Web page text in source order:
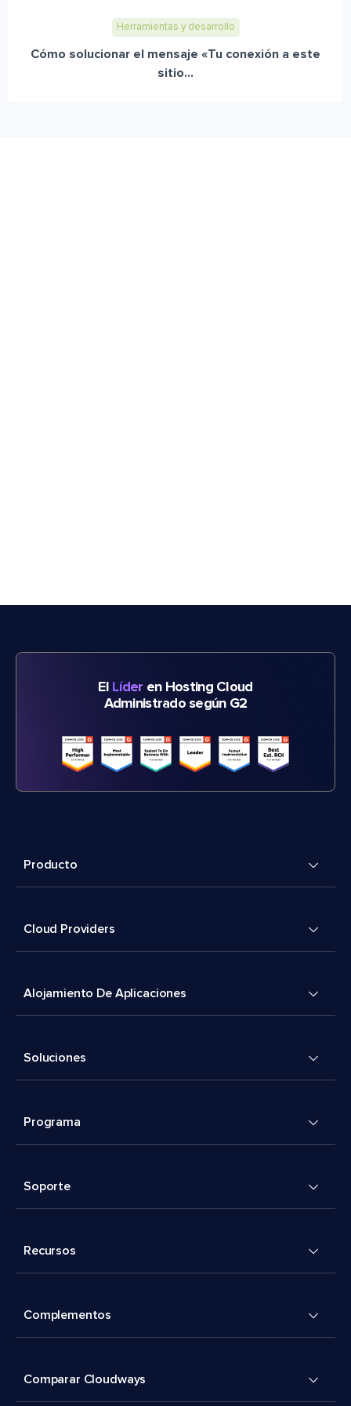
Herramientas y desarrollo
Cómo solucionar el mensaje «Tu conexión a este
sitio...
El Líder en Hosting Cloud
Administrado según G2
Producto
Cloud Providers
Alojamiento De Aplicaciones
Soluciones
Programa
Soporte
Recursos
Complementos
Comparar Cloudways